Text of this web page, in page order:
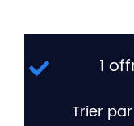
1
Trier